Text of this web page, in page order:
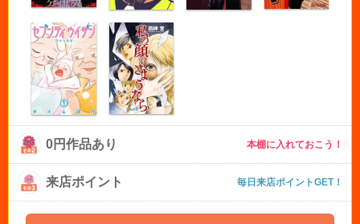
0円作品あり 本棚に入れておこう！
来店ポイント 毎日来店ポイントGET！